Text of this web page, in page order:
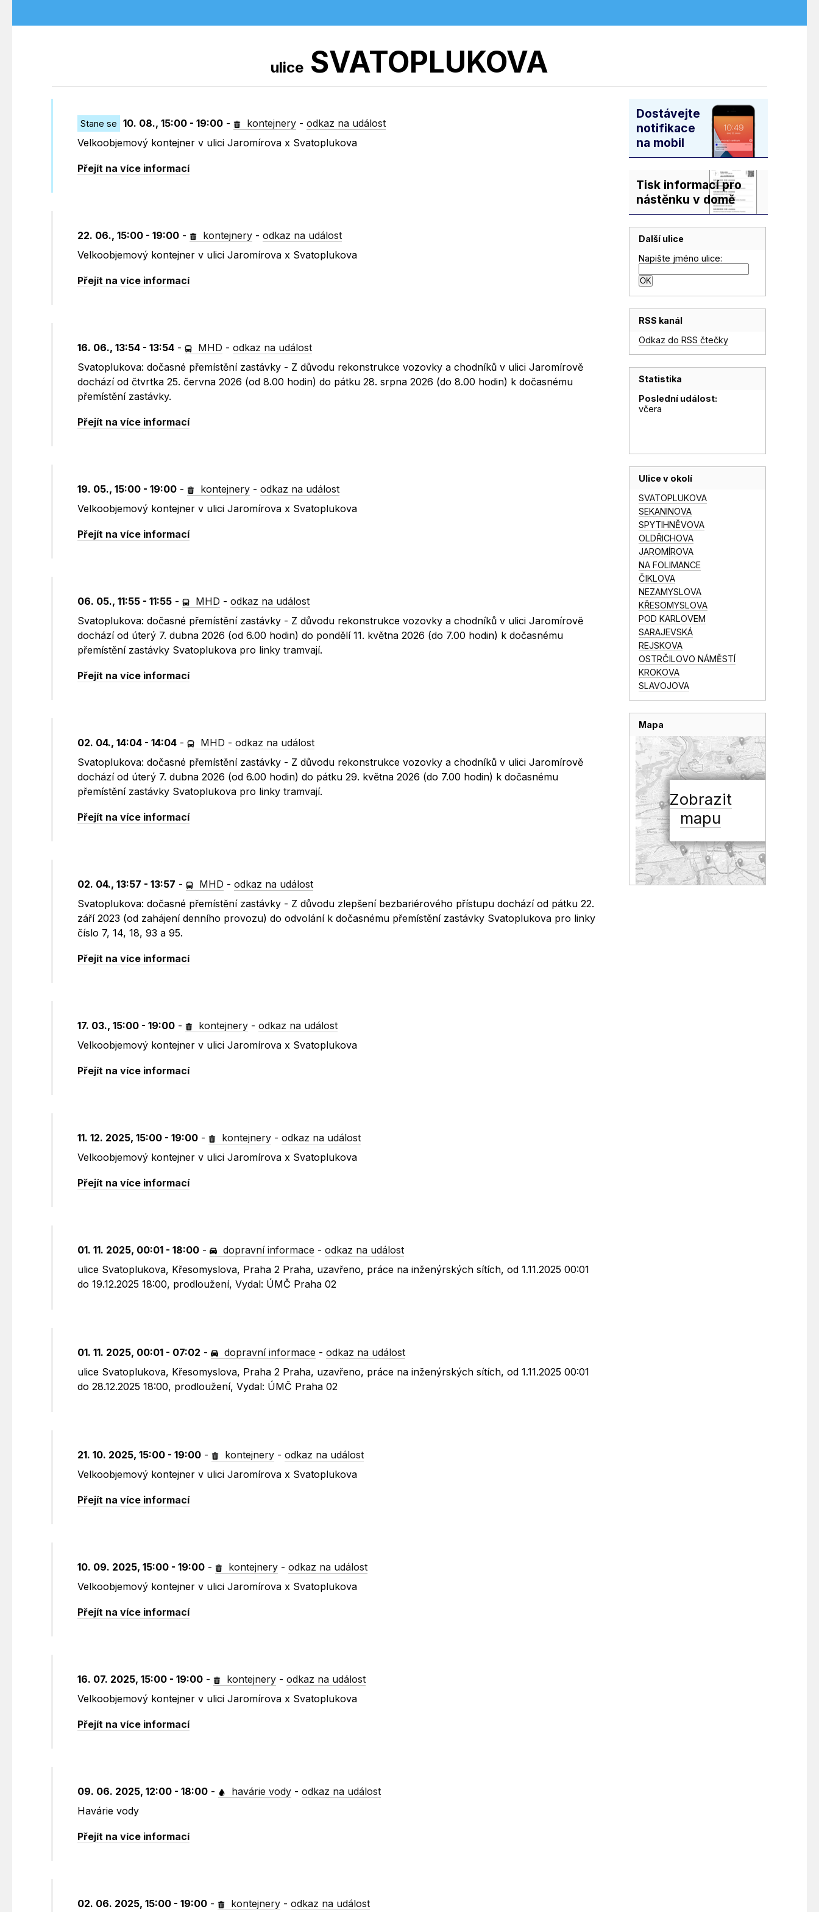
ulice SVATOPLUKOVA
Stane se 10. 08., 15:00 - 19:00 - kontejnery -odkaz na událost
Velkoobjemový kontejner v ulici Jaromírova x Svatoplukova
Přejít na více informací
22. 06., 15:00 - 19:00 - kontejnery -odkaz na událost
Velkoobjemový kontejner v ulici Jaromírova x Svatoplukova
Přejít na více informací
16. 06., 13:54 - 13:54 - MHD -odkaz na událost
Svatoplukova: dočasné přemístění zastávky - Z důvodu rekonstrukce vozovky a chodníků v ulici Jaromírově
dochází od čtvrtka 25. června 2026 (od 8.00 hodin) do pátku 28. srpna 2026 (do 8.00 hodin) k dočasnému
přemístění zastávky.
Přejít na více informací
19. 05., 15:00 - 19:00 - kontejnery -odkaz na událost
Velkoobjemový kontejner v ulici Jaromírova x Svatoplukova
Přejít na více informací
06. 05., 11:55 - 11:55 - MHD -odkaz na událost
Svatoplukova: dočasné přemístění zastávky - Z důvodu rekonstrukce vozovky a chodníků v ulici Jaromírově
dochází od úterý 7. dubna 2026 (od 6.00 hodin) do pondělí 11. května 2026 (do 7.00 hodin) k dočasnému
přemístění zastávky Svatoplukova pro linky tramvají.
Přejít na více informací
02. 04., 14:04 - 14:04 - MHD -odkaz na událost
Svatoplukova: dočasné přemístění zastávky - Z důvodu rekonstrukce vozovky a chodníků v ulici Jaromírově
dochází od úterý 7. dubna 2026 (od 6.00 hodin) do pátku 29. května 2026 (do 7.00 hodin) k dočasnému
přemístění zastávky Svatoplukova pro linky tramvají.
Přejít na více informací
02. 04., 13:57 - 13:57 - MHD -odkaz na událost
Svatoplukova: dočasné přemístění zastávky - Z důvodu zlepšení bezbariérového přístupu dochází od pátku 22.
září 2023 (od zahájení denního provozu) do odvolání k dočasnému přemístění zastávky Svatoplukova pro linky
číslo 7, 14, 18, 93 a 95.
Přejít na více informací
17. 03., 15:00 - 19:00 - kontejnery -odkaz na událost
Velkoobjemový kontejner v ulici Jaromírova x Svatoplukova
Přejít na více informací
11. 12. 2025, 15:00 - 19:00 - kontejnery -odkaz na událost
Velkoobjemový kontejner v ulici Jaromírova x Svatoplukova
Přejít na více informací
01. 11. 2025, 00:01 - 18:00 - dopravní informace -odkaz na událost
ulice Svatoplukova, Křesomyslova, Praha 2 Praha, uzavřeno, práce na inženýrských sítích, od 1.11.2025 00:01
do 19.12.2025 18:00, prodloužení, Vydal: ÚMČ Praha 02
01. 11. 2025, 00:01 - 07:02 - dopravní informace -odkaz na událost
ulice Svatoplukova, Křesomyslova, Praha 2 Praha, uzavřeno, práce na inženýrských sítích, od 1.11.2025 00:01
do 28.12.2025 18:00, prodloužení, Vydal: ÚMČ Praha 02
21. 10. 2025, 15:00 - 19:00 - kontejnery -odkaz na událost
Velkoobjemový kontejner v ulici Jaromírova x Svatoplukova
Přejít na více informací
10. 09. 2025, 15:00 - 19:00 - kontejnery -odkaz na událost
Velkoobjemový kontejner v ulici Jaromírova x Svatoplukova
Přejít na více informací
16. 07. 2025, 15:00 - 19:00 - kontejnery -odkaz na událost
Velkoobjemový kontejner v ulici Jaromírova x Svatoplukova
Přejít na více informací
09. 06. 2025, 12:00 - 18:00 - havárie vody -odkaz na událost
Havárie vody
Přejít na více informací
02. 06. 2025, 15:00 - 19:00 - kontejnery -odkaz na událost
Dostávejte
notifikace
na mobil
Tisk informací pro
nástěnku v domě
Další ulice
Napište jméno ulice:
RSS kanál
Odkaz do RSS čtečky
Statistika
Poslední událost:
včera
Ulice v okolí
SVATOPLUKOVA
SEKANINOVA
SPYTIHNĚVOVA
OLDŘICHOVA
JAROMÍROVA
NA FOLIMANCE
ČIKLOVA
NEZAMYSLOVA
KŘESOMYSLOVA
POD KARLOVEM
SARAJEVSKÁ
REJSKOVA
OSTRČILOVO NÁMĚSTÍ
KROKOVA
SLAVOJOVA
Mapa
Zobrazit
mapu